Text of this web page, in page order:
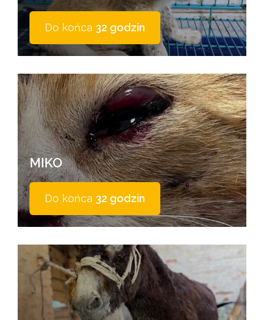
Do końca 32 godzin
MIKO
Do końca 32 godzin